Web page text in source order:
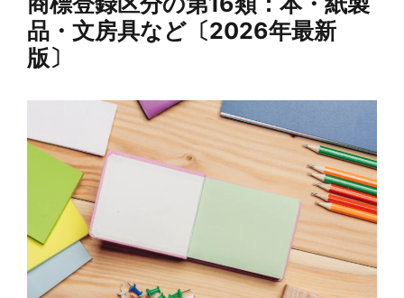
品・文房具など〔2026年最新
版〕